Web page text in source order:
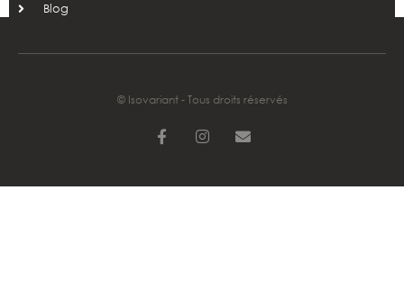
Blog
© Isovariant - Tous droits réservés